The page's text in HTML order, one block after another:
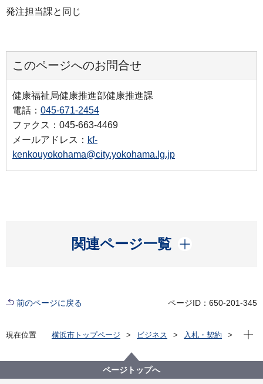
発注担当課と同じ
このページへのお問合せ
健康福祉局健康推進部健康推進課
電話： 045-671-2454
ファクス：045-663-4469
メールアドレス： kf-
kenkouyokohama@city.yokohama.lg.jp
関連ページ一覧
開く
前のページに戻る ページID：650-201-345
現在位置 横浜市トップページ ビジネス
入札・契約
【結果掲載】【公募型見積合せ】令和６年度骨活de健
康づくり講座の業務委託
現在
ページトップへ